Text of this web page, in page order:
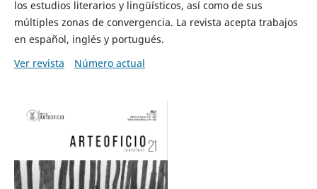
los estudios literarios y lingüísticos, así como de sus
múltiples zonas de convergencia. La revista acepta trabajos
en español, inglés y portugués.
Ver revista
Número actual